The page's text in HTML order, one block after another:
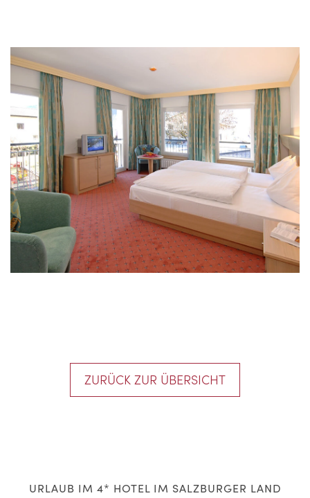
ZURÜCK ZUR ÜBERSICHT
URLAUB IM 4* HOTEL IM SALZBURGER LAND